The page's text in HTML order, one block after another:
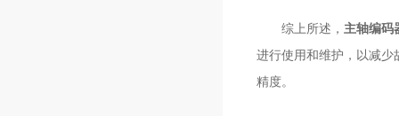
综上所述， 主轴编码
进行使用和维护，以减少
精度。